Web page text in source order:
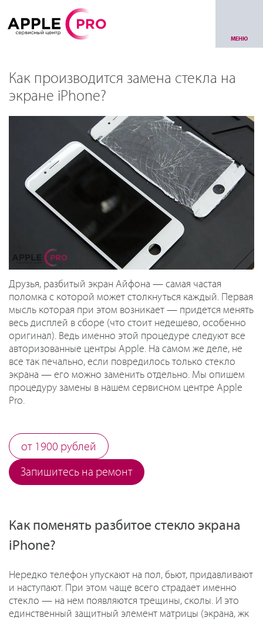
МЕНЮ
Как производится замена стекла на
экране iPhone?
Друзья, разбитый экран Айфона — самая частая
поломка с которой может столкнуться каждый. Первая
мысль которая при этом возникает — придется менять
весь дисплей в сборе (что стоит недешево, особенно
оригинал). Ведь именно этой процедуре следуют все
авторизованные центры Apple. На самом же деле, не
все так печально, если повредилось только стекло
экрана — его можно заменить отдельно. Мы опишем
процедуру замены в нашем сервисном центре Apple
Pro.
от 1900 рублей
Запишитесь на ремонт
Как поменять разбитое стекло экрана
iPhone?
Нередко телефон упускают на пол, бьют, придавливают
и наступают. При этом чаще всего страдает именно
стекло — на нем появляются трещины, сколы. И это
единственный защитный элемент матрицы (экрана, жк